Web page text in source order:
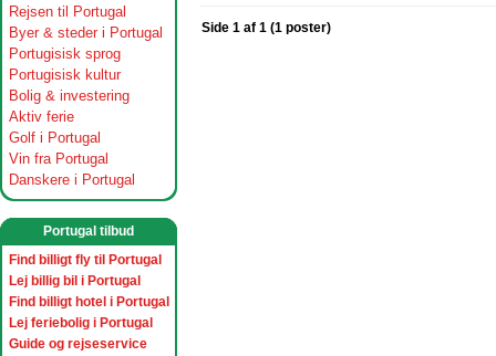
Rejsen til Portugal
Byer & steder i Portugal
Portugisisk sprog
Portugisisk kultur
Bolig & investering
Aktiv ferie
Golf i Portugal
Vin fra Portugal
Danskere i Portugal
Portugal tilbud
Find billigt fly til Portugal
Lej billig bil i Portugal
Find billigt hotel i Portugal
Lej feriebolig i Portugal
Guide og rejseservice
Side 1 af 1 (1 poster)